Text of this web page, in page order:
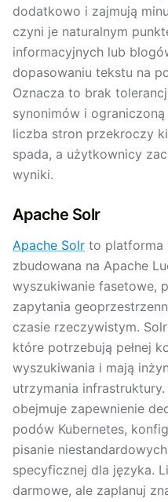
dodatkowo i zajmują
czyni je naturalnym
informacyjnych lub
dopasowaniu tekstu na
Oznacza to brak
synonimów i
liczba stron przekroczy
spada, a użytkownicy
wyniki.
Apache Solr
Apache Solr to platforma
zbudowana na Apache
wyszukiwanie fasetowe,
zapytania
czasie rzeczywistym.
które potrzebują pełnej
wyszukiwania i mają
utrzymania
obejmuje zapewnienie
podów Kubernetes,
pisanie
specyficznej dla języka.
darmowe, ale zaplanuj